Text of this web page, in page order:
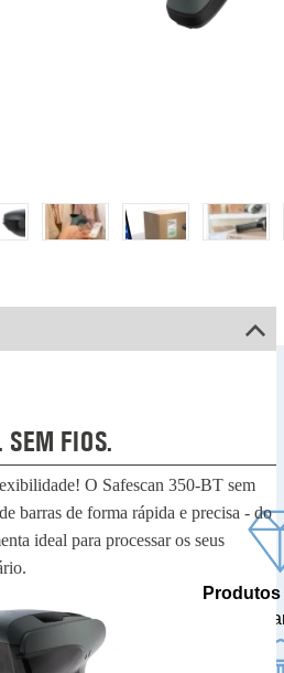
sem fios Safescan 330-W
SEM FIOS.
O Safescan 350-BT sem
barras de forma rápida e precisa - do
ideal para processar os seus
feitos